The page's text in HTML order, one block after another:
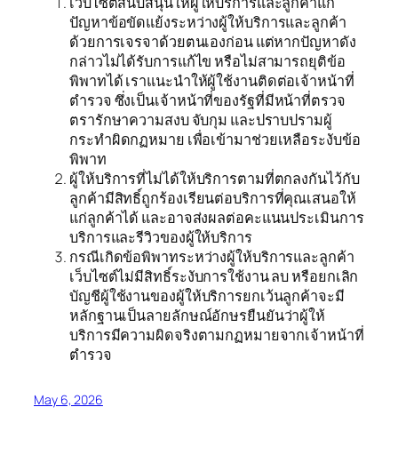
ปัญหาข้อขัดแย้งระหว่างผู้ให้บริการและลูกค้า
ด้วยการเจรจาด้วยตนเองก่อน แต่หากปัญหาดัง
กล่าวไม่ได้รับการแก้ไข หรือไม่สามารถยุติข้อ
พิพาทได้ เราแนะนำให้ผู้ใช้งานติดต่อเจ้าหน้าที่
ตำรวจ ซึ่งเป็นเจ้าหน้าที่ของรัฐที่มีหน้าที่ตรวจ
ตรารักษาความสงบ จับกุม และปราบปรามผู้
กระทำผิดกฏหมาย เพื่อเข้ามาช่วยเหลือระงับข้อ
พิพาท
ผู้ให้บริการที่ไม่ได้ให้บริการตามที่ตกลงกันไว้กับ
ลูกค้ามีสิทธิ์ถูกร้องเรียนต่อบริการที่คุณเสนอให้
แก่ลูกค้าได้ และอาจส่งผลต่อคะแนนประเมินการ
บริการและรีวิวของผู้ให้บริการ
กรณีเกิดข้อพิพาทระหว่างผู้ให้บริการและลูกค้า
เว็บไซต์ไม่มีสิทธิ์ระงับการใช้งาน ลบ หรือยกเลิก
บัญชีผู้ใช้งานของผู้ให้บริการยกเว้นลูกค้าจะมี
หลักฐานเป็นลายลักษณ์อักษรยืนยันว่าผู้ให้
บริการมีความผิดจริงตามกฏหมายจากเจ้าหน้าที่
ตำรวจ
May 6, 2026